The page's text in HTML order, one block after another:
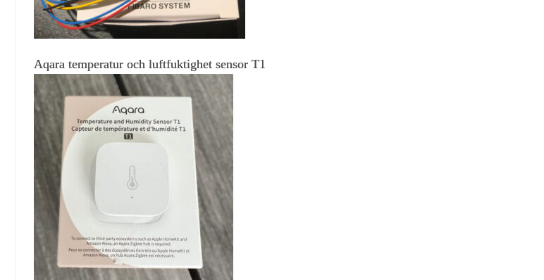
Aqara temperatur och luftfuktighet sensor T1